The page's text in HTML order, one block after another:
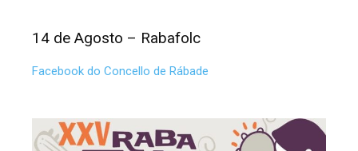
14 de Agosto – Rabafolc
Facebook do Concello de Rábade